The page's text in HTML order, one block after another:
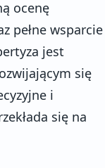
ocenę
pełne wsparcie
jest
się
i
się na